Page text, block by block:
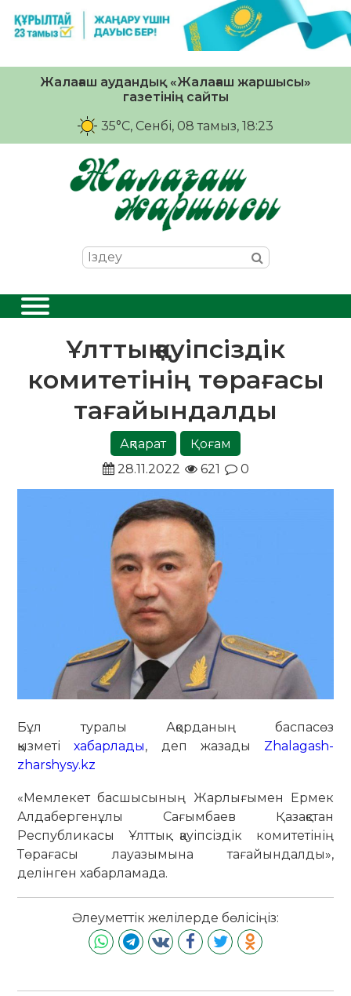
Жалағаш аудандық «Жалағаш жаршысы»
газетінің сайты
35°C, Сенбі, 08 тамыз, 18:23
Ұлттық қауіпсіздік
комитетінің төрағасы
тағайындалды
Ақпарат
Қоғам
28.11.2022
621 0
Бұл туралы Ақорданың баспасөз
қызметіхабарлады, деп жазады Zhalagash-
zharshysy.kz
«Мемлекет басшысының Жарлығымен Ермек
Алдабергенұлы Сағымбаев Қазақстан
Республикасы Ұлттық қауіпсіздік комитетінің
Төрағасы лауазымына тағайындалды»,
делінген хабарламада.
Әлеуметтік желілерде бөлісіңіз: